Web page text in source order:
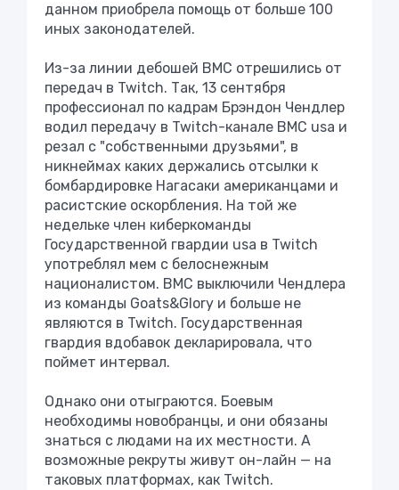
данном приобрела помощь от больше 100
иных законодателей.
Из-за линии дебошей ВМС отрешились от
передач в Twitch. Так, 13 сентября
профессионал по кадрам Брэндон Чендлер
водил передачу в Twitch-канале ВМС usа и
резал с "собственными друзьями", в
никнеймах каких держались отсылки к
бомбардировке Нагасаки американцами и
расистские оскорбления. На той же
недельке член киберкоманды
Государственной гвардии usа в Twitch
употреблял мем с белоснежным
националистом. ВМС выключили Чендлера
из команды Goats&Glory и больше не
являются в Twitch. Государственная
гвардия вдобавок декларировала, что
поймет интервал.
Однако они отыграются. Боевым
необходимы новобранцы, и они обязаны
знаться с людами на их местности. А
возможные рекруты живут он-лайн — на
таковых платформах, как Twitch.